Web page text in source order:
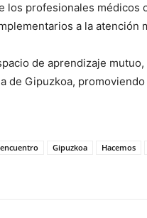
los profesionales médicos
a la atención
de aprendizaje
de Gipuzkoa,
encuentro Gipuzkoa Hacemos